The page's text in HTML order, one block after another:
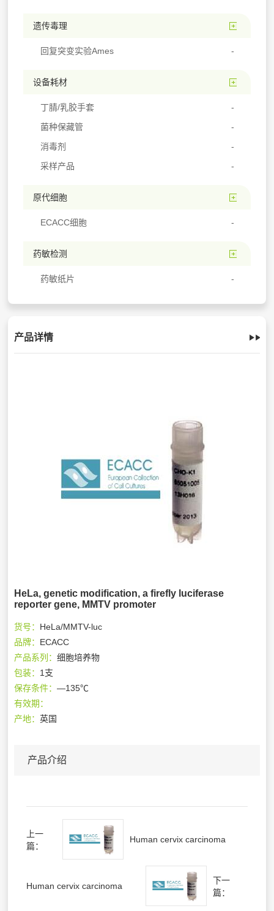
遗传毒理
回复突变实验Ames
设备耗材
丁腈/乳胶手套
菌种保藏管
消毒剂
采样产品
原代细胞
ECACC细胞
药敏检测
药敏纸片
产品详情
HeLa, genetic modification, a firefly luciferase
reporter gene, MMTV promoter
货号： HeLa/MMTV-luc
品牌： ECACC
产品系列：细胞培养物
包装： 1支
保存条件：—135℃
有效期：
产地：英国
产品介绍
上一
篇：
Human cervix carcinoma
Human cervix carcinoma
下一
篇：